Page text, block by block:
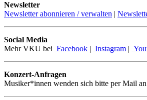
Newsletter
Newsletter abonnieren / verwalten |
Social Media
Mehr VKU bei Facebook | Instagram |
Konzert-Anfragen
Musiker*innen wenden sich bitte per Mail an